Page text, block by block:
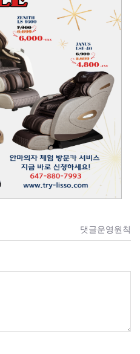
댓글운영원칙